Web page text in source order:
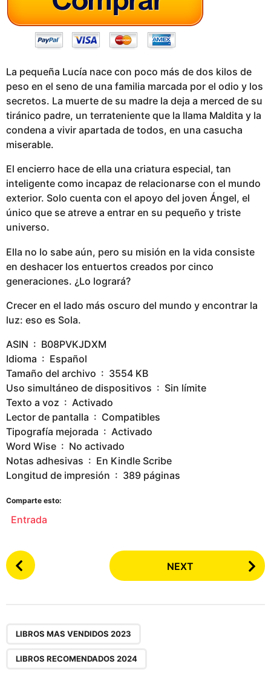
La pequeña Lucía nace con poco más de dos kilos de
peso en el seno de una familia marcada por el odio y los
secretos. La muerte de su madre la deja a merced de su
tiránico padre, un terrateniente que la llama Maldita y la
condena a vivir apartada de todos, en una casucha
miserable.
El encierro hace de ella una criatura especial, tan
inteligente como incapaz de relacionarse con el mundo
exterior. Solo cuenta con el apoyo del joven Ángel, el
único que se atreve a entrar en su pequeño y triste
universo.
Ella no lo sabe aún, pero su misión en la vida consiste
en deshacer los entuertos creados por cinco
generaciones. ¿Lo logrará?
Crecer en el lado más oscuro del mundo y encontrar la
luz: eso es Sola.
ASIN ‏ : ‎ B08PVKJDXM
Idioma ‏ : ‎ Español
Tamaño del archivo ‏ : ‎ 3554 KB
Uso simultáneo de dispositivos ‏ : ‎ Sin límite
Texto a voz ‏ : ‎ Activado
Lector de pantalla ‏ : ‎ Compatibles
Tipografía mejorada ‏ : ‎ Activado
Word Wise ‏ : ‎ No activado
Notas adhesivas ‏ : ‎ En Kindle Scribe
Longitud de impresión ‏ : ‎ 389 páginas
Comparte esto:
Entrada
P
o
NEXT
LIBROS MAS VENDIDOS 2023
LIBROS RECOMENDADOS 2024